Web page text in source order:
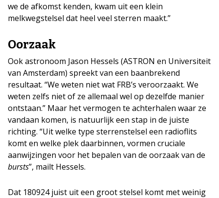
we de afkomst kenden, kwam uit een klein
melkwegstelsel dat heel veel sterren maakt.”
Oorzaak
Ook astronoom Jason Hessels (ASTRON en Universiteit
van Amsterdam) spreekt van een baanbrekend
resultaat. “We weten niet wat FRB’s veroorzaakt. We
weten zelfs niet of ze allemaal wel op dezelfde manier
ontstaan.” Maar het vermogen te achterhalen waar ze
vandaan komen, is natuurlijk een stap in de juiste
richting. “Uit welke type sterrenstelsel een radioflits
komt en welke plek daarbinnen, vormen cruciale
aanwijzingen voor het bepalen van de oorzaak van de
bursts”, mailt Hessels.
Dat 180924 juist uit een groot stelsel komt met weinig